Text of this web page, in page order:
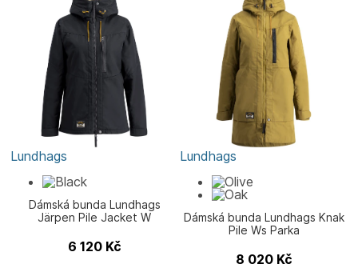
Lundhags
Dámská bunda Lundhags
Järpen Pile Jacket W
6 120 Kč
Lundhags
Dámská bunda Lundhags Knak
Pile Ws Parka
8 020 Kč